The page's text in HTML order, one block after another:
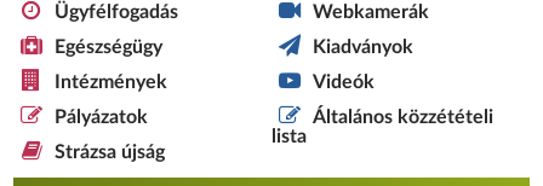
Ügyfélfogadás
Egészségügy
Intézmények
Pályázatok
Strázsa újság
Webkamerák
Kiadványok
Videók
Általános közzétételi
lista